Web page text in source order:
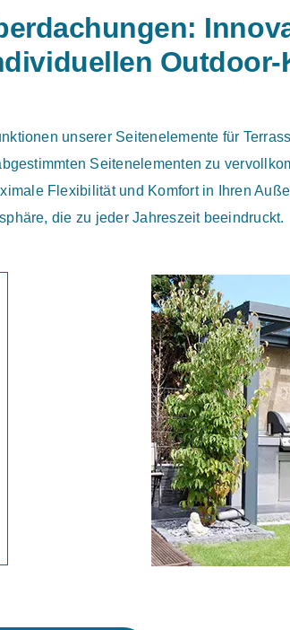
unserer Seitenelemente für
Seitenelementen zu
Flexibilität und Komfort in Ihren
die zu jeder Jahreszeit beeindruckt.